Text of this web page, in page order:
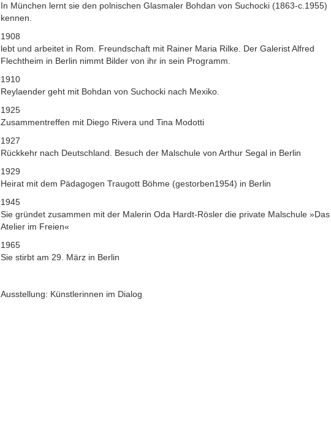
In München lernt sie den polnischen Glasmaler Bohdan von Suchocki (1863-c.1955)
kennen.
1908
lebt und arbeitet in Rom. Freundschaft mit Rainer Maria Rilke. Der Galerist Alfred
Flechtheim in Berlin nimmt Bilder von ihr in sein Programm.
1910
Reylaender geht mit Bohdan von Suchocki nach Mexiko.
1925
Zusammentreffen mit Diego Rivera und Tina Modotti
1927
Rückkehr nach Deutschland. Besuch der Malschule von Arthur Segal in Berlin
1929
Heirat mit dem Pädagogen Traugott Böhme (gestorben1954) in Berlin
1945
Sie gründet zusammen mit der Malerin Oda Hardt-Rösler die private Malschule »Das
Atelier im Freien«
1965
Sie stirbt am 29. März in Berlin
Ausstellung: Künstlerinnen im Dialog